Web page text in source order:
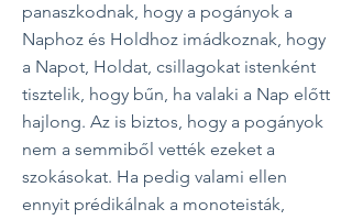
panaszkodnak, hogy a pogányok a
Naphoz és Holdhoz imádkoznak, hogy
a Napot, Holdat, csillagokat istenként
tisztelik, hogy bűn, ha valaki a Nap előtt
hajlong. Az is biztos, hogy a pogányok
nem a semmiből vették ezeket a
szokásokat. Ha pedig valami ellen
ennyit prédikálnak a monoteisták,